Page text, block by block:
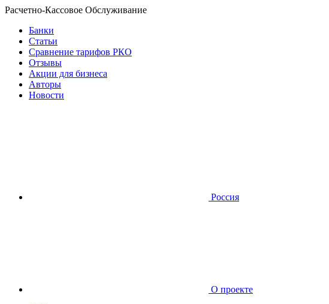
Расчетно-Кассовое Обслуживание
Банки
Статьи
Сравнение тарифов РКО
Отзывы
Акции для бизнеса
Авторы
Новости
Россия
О проекте